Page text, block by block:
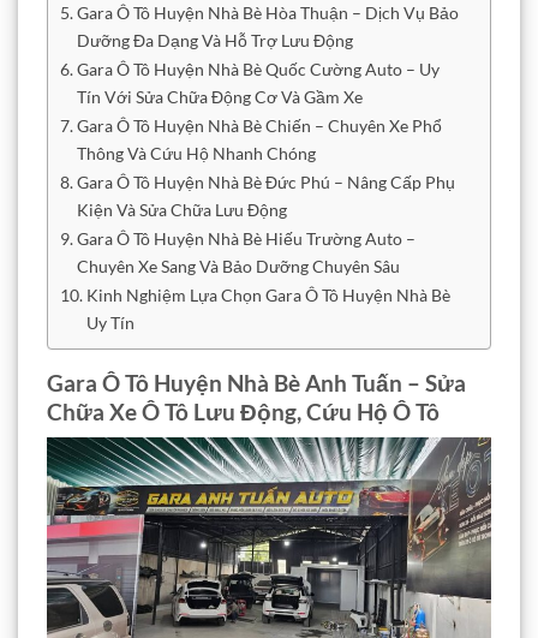
Gara Ô Tô Huyện Nhà Bè Hòa Thuận – Dịch Vụ Bảo
Dưỡng Đa Dạng Và Hỗ Trợ Lưu Động
Gara Ô Tô Huyện Nhà Bè Quốc Cường Auto – Uy
Tín Với Sửa Chữa Động Cơ Và Gầm Xe
Gara Ô Tô Huyện Nhà Bè Chiến – Chuyên Xe Phổ
Thông Và Cứu Hộ Nhanh Chóng
Gara Ô Tô Huyện Nhà Bè Đức Phú – Nâng Cấp Phụ
Kiện Và Sửa Chữa Lưu Động
Gara Ô Tô Huyện Nhà Bè Hiếu Trường Auto –
Chuyên Xe Sang Và Bảo Dưỡng Chuyên Sâu
Kinh Nghiệm Lựa Chọn Gara Ô Tô Huyện Nhà Bè
Uy Tín
Gara Ô Tô Huyện Nhà Bè Anh Tuấn – Sửa
Chữa Xe Ô Tô Lưu Động, Cứu Hộ Ô Tô